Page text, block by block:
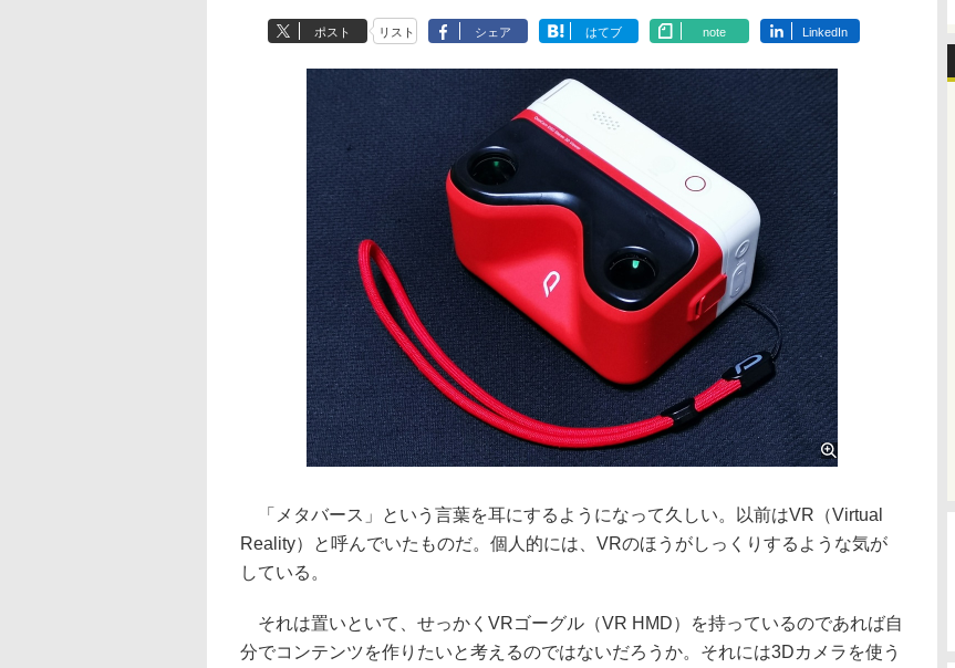
ポスト リスト シェア はてブ note LinkedIn
「メタバース」という言葉を耳にするようになって久しい。以前はVR（Virtual
Reality）と呼んでいたものだ。個人的には、VRのほうがしっくりするような気が
している。
それは置いといて、せっかくVRゴーグル（VR HMD）を持っているのであれば自
分でコンテンツを作りたいと考えるのではないだろうか。それには3Dカメラを使う